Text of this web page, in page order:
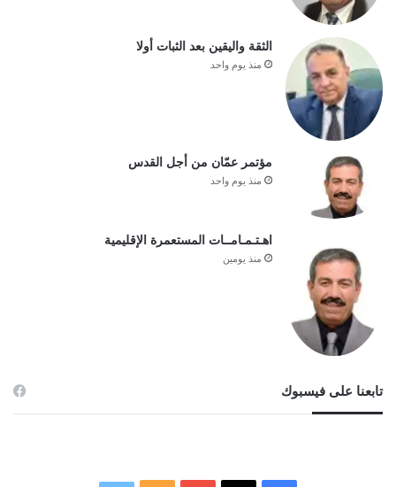
الثقة واليقين بعد الثبات أولا
منذ يوم واحد
مؤتمر عمّان من أجل القدس
منذ يوم واحد
اهـتـمـامــات المستعمرة الإقليمية
منذ يومين
تابعنا على فيسبوك